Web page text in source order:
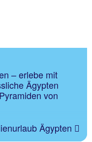
– erlebe mit
Ägypten
von
Ägypten